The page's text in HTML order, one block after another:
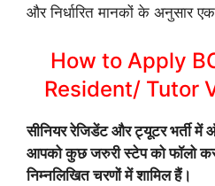
और निर्धारित मानकों के अनुसार
How to Apply
Resident/ Tutor
सीनियर रेजिडेंट और ट्यूटर भर्ती
आपको कुछ जरुरी स्टेप को फॉलो
निम्नलिखित चरणों में शामिल हैं।